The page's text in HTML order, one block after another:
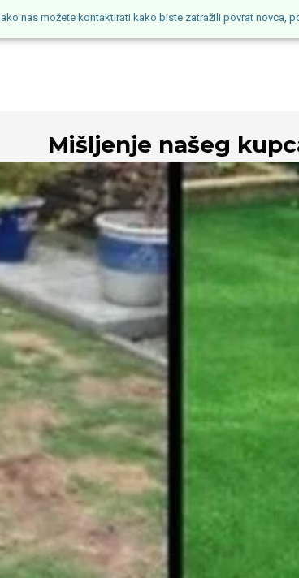
nas možete kontaktirati kako biste zatražili povrat novca,
Mišljenje našeg